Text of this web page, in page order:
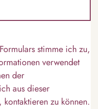
stimme ich zu,
verwendet
der
aus dieser
zu können.